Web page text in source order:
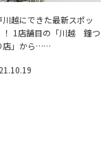
川越にできた最新スポッ
！ 1店舗目の「川越 鐘つ
店」から……